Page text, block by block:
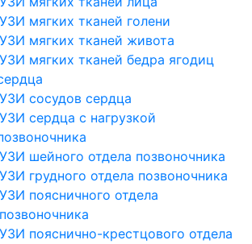
УЗИ мягких тканей голени
УЗИ мягких тканей живота
УЗИ мягких тканей бедра ягодиц
УЗИ сосудов сердца
УЗИ сердца с нагрузкой
УЗИ шейного отдела позвоночника
УЗИ грудного отдела позвоночника
УЗИ поясничного отдела
позвоночника
УЗИ пояснично-крестцового отдела